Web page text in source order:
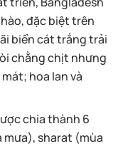
đặc biệt trên
biển cát trắng trải
chằng chịt nhưng
hoa lan và
chia thành 6
mưa), sharat (mùa